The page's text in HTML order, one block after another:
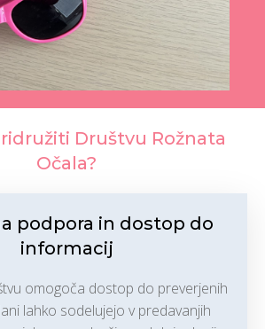
Društvu Rožnata
Očala?
podpora in dostop do
informacij
omogoča dostop do preverjenih
lahko sodelujejo v predavanjih